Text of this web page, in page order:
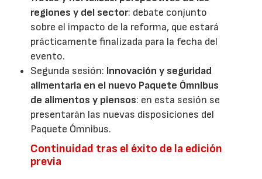
regiones y del sector: debate conjunto
sobre el impacto de la reforma, que estará
prácticamente finalizada para la fecha del
evento.
Segunda sesión: Innovación y seguridad
alimentaria en el nuevo Paquete Ómnibus
de alimentos y piensos: en esta sesión se
presentarán las nuevas disposiciones del
Paquete Ómnibus.
Continuidad tras el éxito de la edición
previa